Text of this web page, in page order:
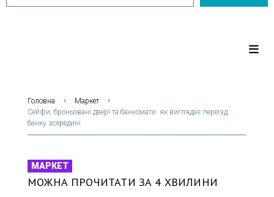
Головна
Маркет
Сейфи, броньовані двері та банкомати: як виглядає переїзд
банку зсередині
МАРКЕТ
МОЖНА ПРОЧИТАТИ ЗА 4 ХВИЛИНИ